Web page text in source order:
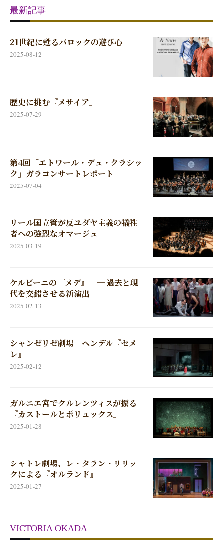
最新記事
21世紀に甦るバロックの遊び心
2025-08-12
歴史に挑む『メサイア』
2025-07-29
第4回「エトワール・デュ・クラシッ
ク」ガラコンサートレポート
2025-07-04
リール国立管が反ユダヤ主義の犠牲
者への強烈なオマージュ
2025-03-19
ケルビーニの『メデ』 ─ 過去と現
代を交錯させる新演出
2025-02-13
シャンゼリゼ劇場 ヘンデル『セメ
レ』
2025-02-12
ガルニエ宮でクルレンツィスが振る
『カストールとポリュックス』
2025-01-28
シャトレ劇場、レ・タラン・リリッ
クによる『オルランド』
2025-01-27
VICTORIA OKADA